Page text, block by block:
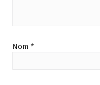
Nom *